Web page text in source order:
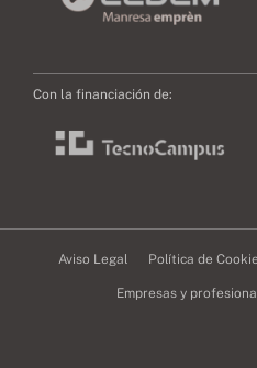
Con la financiación de:
Aviso Legal Política de
Empresas y